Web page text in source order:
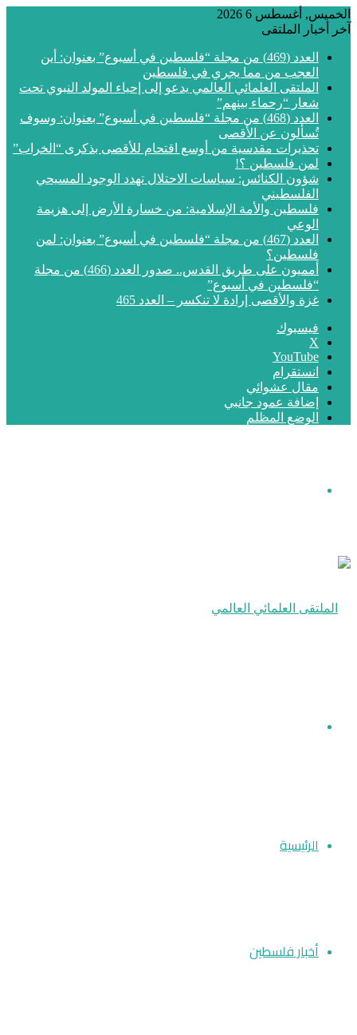
الخميس, أغسطس 6 2026
آخر أخبار الملتقى
العدد (469) من مجلة “فلسطين في أسبوع” بعنوان: أين
العجب من مما يجري في فلسطين
الملتقى العلمائي العالمي يدعو إلى إحياء المولد النبوي تحت
شعار “رحماء بينهم”
العدد (468) من مجلة “فلسطين في أسبوع” بعنوان: وسوف
تُسألون عن الأقصى
تحذيرات مقدسية من أوسع اقتحام للأقصى بذكرى “الخراب”
لمن فلسطين ؟!
شؤون الكنائس: سياسات الاحتلال تهدد الوجود المسيحي
الفلسطيني
فلسطين والأمة الإسلامية: من خسارة الأرض إلى هزيمة
الوعي
العدد (467) من مجلة “فلسطين في أسبوع” بعنوان: لمن
فلسطين؟
أمميون على طريق القدس.. صدور العدد (466) من مجلة
“فلسطين في أسبوع”
غزة والأقصى إرادة لا تنكسر – العدد 465
فيسبوك
‫X
‫YouTube
انستقرام
مقال عشوائي
إضافة عمود جانبي
الوضع المظلم
الرئيسية
أخبار فلسطين